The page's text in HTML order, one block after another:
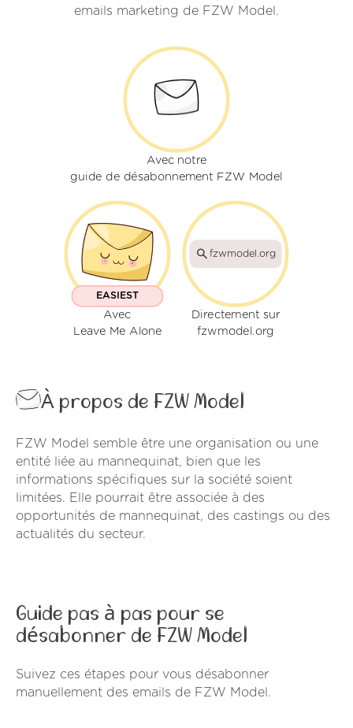
emails marketing de FZW Model.
Avec notre
guide de désabonnement FZW Model
EASIEST
Avec
Leave Me Alone
fzwmodel.org
Directement sur
fzwmodel.org
À propos de FZW Model
FZW Model semble être une organisation ou une
entité liée au mannequinat, bien que les
informations spécifiques sur la société soient
limitées. Elle pourrait être associée à des
opportunités de mannequinat, des castings ou des
actualités du secteur.
Guide pas à pas pour se
désabonner de FZW Model
Suivez ces étapes pour vous désabonner
manuellement des emails de FZW Model.